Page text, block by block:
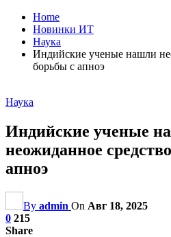
Home
Новинки ИТ
Наука
Индийские ученые нашли
борьбы с апноэ
Наука
Индийские ученые
неожиданное
апноэ
By admin On Авг 18, 2025
0 215
Share